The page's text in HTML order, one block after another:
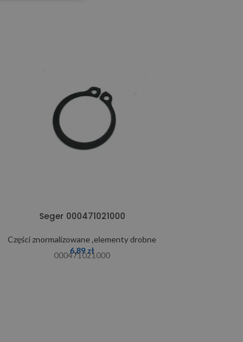
Seger 000471021000
Części znormalizowane ,elementy drobne
6,89 zł
000471021000